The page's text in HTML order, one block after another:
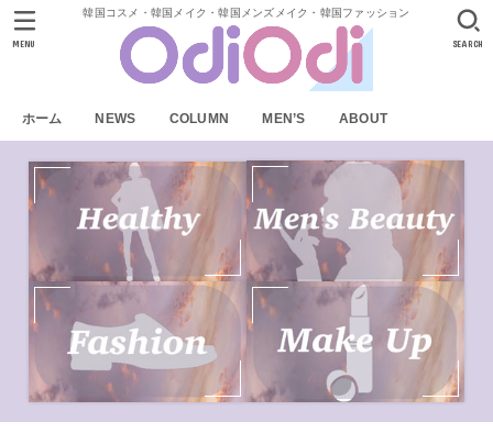
韓国コスメ・韓国メイク・韓国メンズメイク・韓国ファッション
ホーム NEWS COLUMN MEN’S ABOUT
SEARCH
MENU